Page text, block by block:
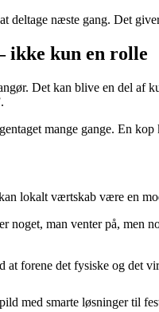
deltage næste gang. Det
ikke kun en rolle
Det kan blive en del af
mange gange. En
lokalt værtskab være en
man venter på, men
at forene det fysiske og det
med smarte løsninger til